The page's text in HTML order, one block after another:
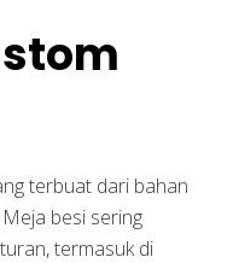
terbuat dari bahan
besi sering
termasuk di